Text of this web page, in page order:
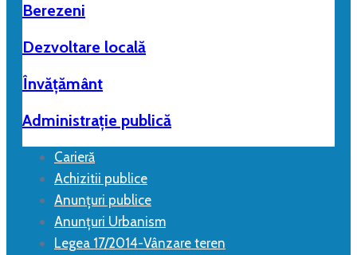
Berezeni
Dezvoltare locală
Învățământ
Administrație publică
Carieră
Achizitii publice
Anunțuri publice
Anunțuri Urbanism
Legea 17/2014-Vânzare teren